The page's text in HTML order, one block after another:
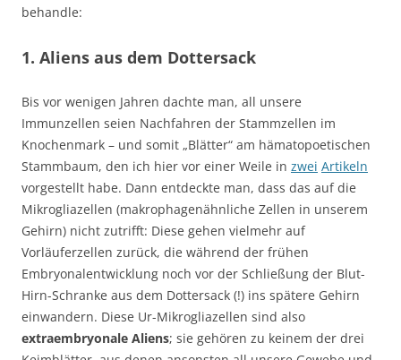
behandle:
1. Aliens aus dem Dottersack
Bis vor wenigen Jahren dachte man, all unsere
Immunzellen seien Nachfahren der Stammzellen im
Knochenmark – und somit „Blätter“ am hämatopoetischen
Stammbaum, den ich hier vor einer Weile in zwei Artikeln
vorgestellt habe. Dann entdeckte man, dass das auf die
Mikrogliazellen (makrophagenähnliche Zellen in unserem
Gehirn) nicht zutrifft: Diese gehen vielmehr auf
Vorläuferzellen zurück, die während der frühen
Embryonalentwicklung noch vor der Schließung der Blut-
Hirn-Schranke aus dem Dottersack (!) ins spätere Gehirn
einwandern. Diese Ur-Mikrogliazellen sind also
extraembryonale Aliens; sie gehören zu keinem der drei